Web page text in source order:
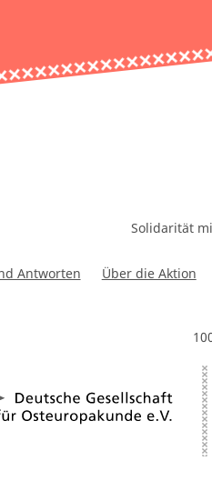
Solidarität
Antworten Über die Aktion